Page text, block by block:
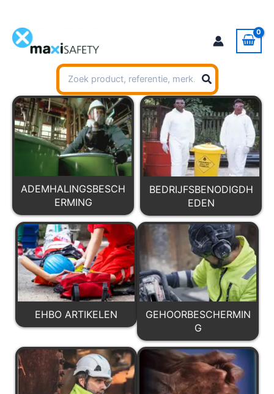
inhoud
Zoeken
naar:
ADEMHALINGSBESCH
ERMING
BEDRIJFSBENODIGDH
EDEN
EHBO ARTIKELEN
GEHOORBESCHERMIN
G